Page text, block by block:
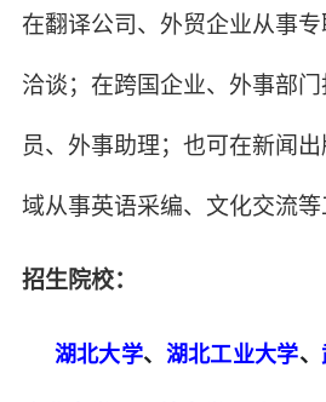
在翻译公司、外贸企业从事
洽谈；在跨国企业、外事部
员、外事助理；也可在新闻
域从事英语采编、文化交流等
招生院校：
湖北大学、 湖北工业大学、